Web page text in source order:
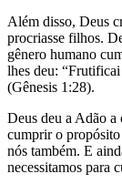
Além disso, Deus
procriasse filhos.
gênero humano
lhes deu:
(Gênesis 1:28).
Deus deu a Adão a
cumprir o
nós também. E
necessitamos para